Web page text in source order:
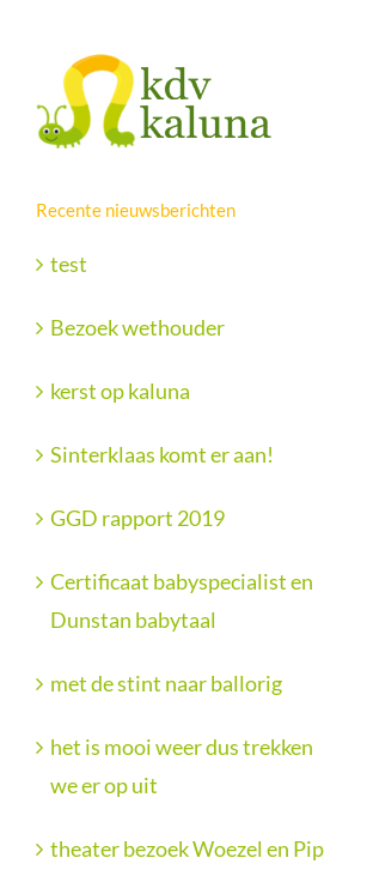
inhoud
Recente nieuwsberichten
test
Bezoek wethouder
kerst op kaluna
Sinterklaas komt er aan!
GGD rapport 2019
Certificaat babyspecialist en
Dunstan babytaal
met de stint naar ballorig
het is mooi weer dus trekken
we er op uit
theater bezoek Woezel en Pip